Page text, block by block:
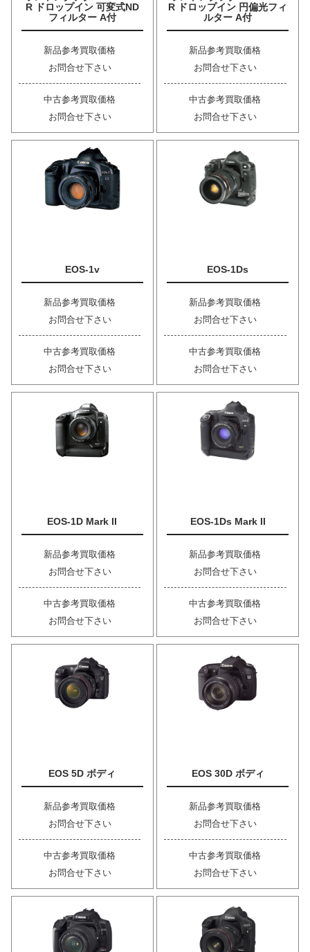
R ドロップイン 可変式ND
フィルター A付
新品参考買取価格
お問合せ下さい
中古参考買取価格
お問合せ下さい
R ドロップイン 円偏光フィ
ルター A付
新品参考買取価格
お問合せ下さい
中古参考買取価格
お問合せ下さい
EOS-1v
新品参考買取価格
お問合せ下さい
中古参考買取価格
お問合せ下さい
EOS-1Ds
新品参考買取価格
お問合せ下さい
中古参考買取価格
お問合せ下さい
EOS-1D Mark II
新品参考買取価格
お問合せ下さい
中古参考買取価格
お問合せ下さい
EOS-1Ds Mark II
新品参考買取価格
お問合せ下さい
中古参考買取価格
お問合せ下さい
EOS 5D ボディ
新品参考買取価格
お問合せ下さい
中古参考買取価格
お問合せ下さい
EOS 30D ボディ
新品参考買取価格
お問合せ下さい
中古参考買取価格
お問合せ下さい